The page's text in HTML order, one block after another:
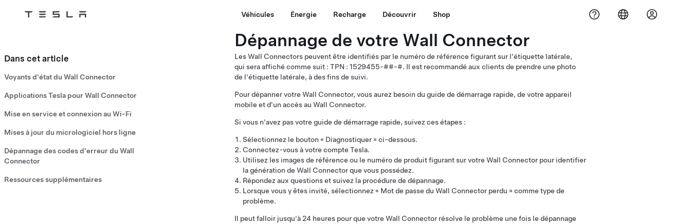
Tesla Véhicules Énergie Recharge Découvrir Shop
Dépannage de votre Wall Connector
Les Wall Connectors peuvent être identifiés par le numéro de référence figurant sur l'étiquette latérale,
qui sera affiché comme suit : TPN : 1529455-##-#. Il est recommandé aux clients de prendre une photo
de l'étiquette latérale, à des fins de suivi.
Pour dépanner votre Wall Connector, vous aurez besoin du guide de démarrage rapide, de votre appareil
mobile et d'un accès au Wall Connector.
Si vous n'avez pas votre guide de démarrage rapide, suivez ces étapes :
Sélectionnez le bouton « Diagnostiquer » ci-dessous.
Connectez-vous à votre compte Tesla.
Utilisez les images de référence ou le numéro de produit figurant sur votre Wall Connector pour identifier
la génération de Wall Connector que vous possédez.
Répondez aux questions et suivez la procédure de dépannage.
Lorsque vous y êtes invité, sélectionnez « Mot de passe du Wall Connector perdu » comme type de
problème.
Il peut falloir jusqu'à 24 heures pour que votre Wall Connector résolve le problème une fois le dépannage
Dans cet article
Voyants d'état du Wall Connector
Applications Tesla pour Wall Connector
Mise en service et connexion au Wi-Fi
Mises à jour du micrologiciel hors ligne
Dépannage des codes d'erreur du Wall
Connector
Ressources supplémentaires